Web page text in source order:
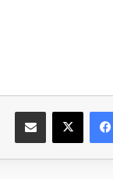
فيسبوك